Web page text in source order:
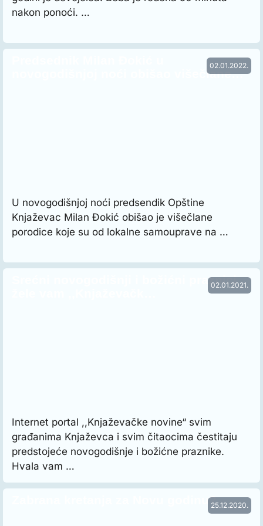
nakon ponoći. …
02.01.2022.
novogodišnjoj noći obišao višečlane…
U novogodišnjoj noći predsendik Opštine
Knjaževac Milan Đokić obišao je višečlane
porodice koje su od lokalne samouprave na …
02.01.2021.
Srećni novogodišnji i božićni praznici
Internet portal ,,Knjaževačke novine“ svim
građanima Knjaževca i svim čitaocima čestitaju
predstojeće novogodišnje i božićne praznike.
Hvala vam …
25.12.2020.
Zabrana kretanja za Novu godinu?